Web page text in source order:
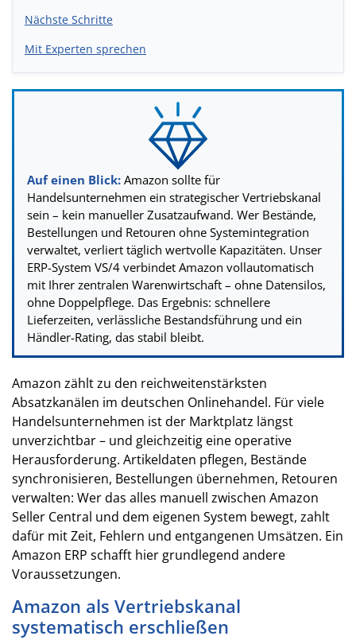
Nächste Schritte
Mit Experten sprechen
Auf einen Blick: Amazon sollte für
Handelsunternehmen ein strategischer Vertriebskanal
sein – kein manueller Zusatzaufwand. Wer Bestände,
Bestellungen und Retouren ohne Systemintegration
verwaltet, verliert täglich wertvolle Kapazitäten. Unser
ERP-System VS/4 verbindet Amazon vollautomatisch
mit Ihrer zentralen Warenwirtschaft – ohne Datensilos,
ohne Doppelpflege. Das Ergebnis: schnellere
Lieferzeiten, verlässliche Bestandsführung und ein
Händler-Rating, das stabil bleibt.
Amazon zählt zu den reichweitenstärksten
Absatzkanälen im deutschen Onlinehandel. Für viele
Handelsunternehmen ist der Marktplatz längst
unverzichtbar – und gleichzeitig eine operative
Herausforderung. Artikeldaten pflegen, Bestände
synchronisieren, Bestellungen übernehmen, Retouren
verwalten: Wer das alles manuell zwischen Amazon
Seller Central und dem eigenen System bewegt, zahlt
dafür mit Zeit, Fehlern und entgangenen Umsätzen. Ein
Amazon ERP schafft hier grundlegend andere
Voraussetzungen.
Amazon als Vertriebskanal
systematisch erschließen